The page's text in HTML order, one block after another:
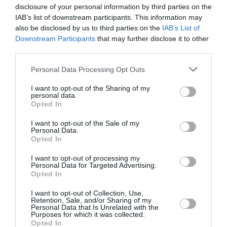
disclosure of your personal information by third parties on the
IAB’s list of downstream participants. This information may
also be disclosed by us to third parties on the IAB’s List of
Downstream Participants that may further disclose it to other
Personal Data Processing Opt Outs
I want to opt-out of the Sharing of my
personal data.
Opted In
I want to opt-out of the Sale of my
Personal Data.
Opted In
I want to opt-out of processing my
Personal Data for Targeted Advertising.
Opted In
I want to opt-out of Collection, Use,
Retention, Sale, and/or Sharing of my
Personal Data that Is Unrelated with the
Purposes for which it was collected.
Opted In
ΜΗΝ ΧΑΣΕΙΣ!
Γιανγκ Σιουάνγκ-τζι –
«Ταϊβάν: Ημερολόγιο
Βραβείο Booker κυκλοφορεί
μυθιστόρημα του Κορνέλ
Jay Neugeboren
Ταυτότητα